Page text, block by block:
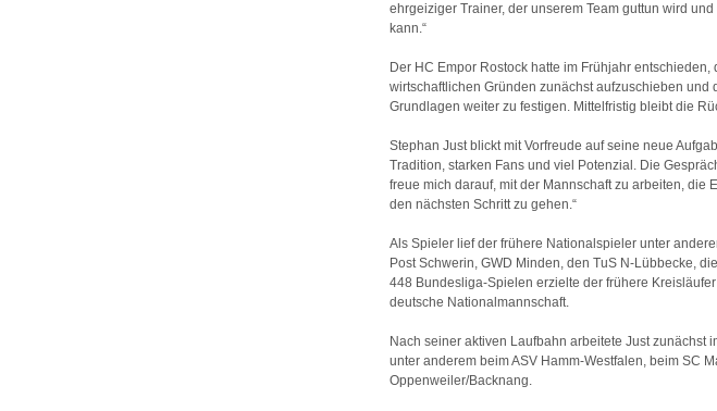
ehrgeiziger Trainer, der unserem Team guttun wird
kann.“
Der HC Empor Rostock hatte im Frühjahr
wirtschaftlichen Gründen zunächst aufzuschieben
Grundlagen weiter zu festigen. Mittelfristig bleibt die
Stephan Just blickt mit Vorfreude auf seine neue
Tradition, starken Fans und viel Potenzial. Die
freue mich darauf, mit der Mannschaft zu arbeiten, die
den nächsten Schritt zu gehen.“
Als Spieler lief der frühere Nationalspieler unter
Post Schwerin, GWD Minden, den TuS N-Lübbecke,
448 Bundesliga-Spielen erzielte der frühere
deutsche Nationalmannschaft.
Nach seiner aktiven Laufbahn arbeitete Just zunächst
unter anderem beim ASV Hamm-Westfalen, beim SC
Oppenweiler/Backnang.